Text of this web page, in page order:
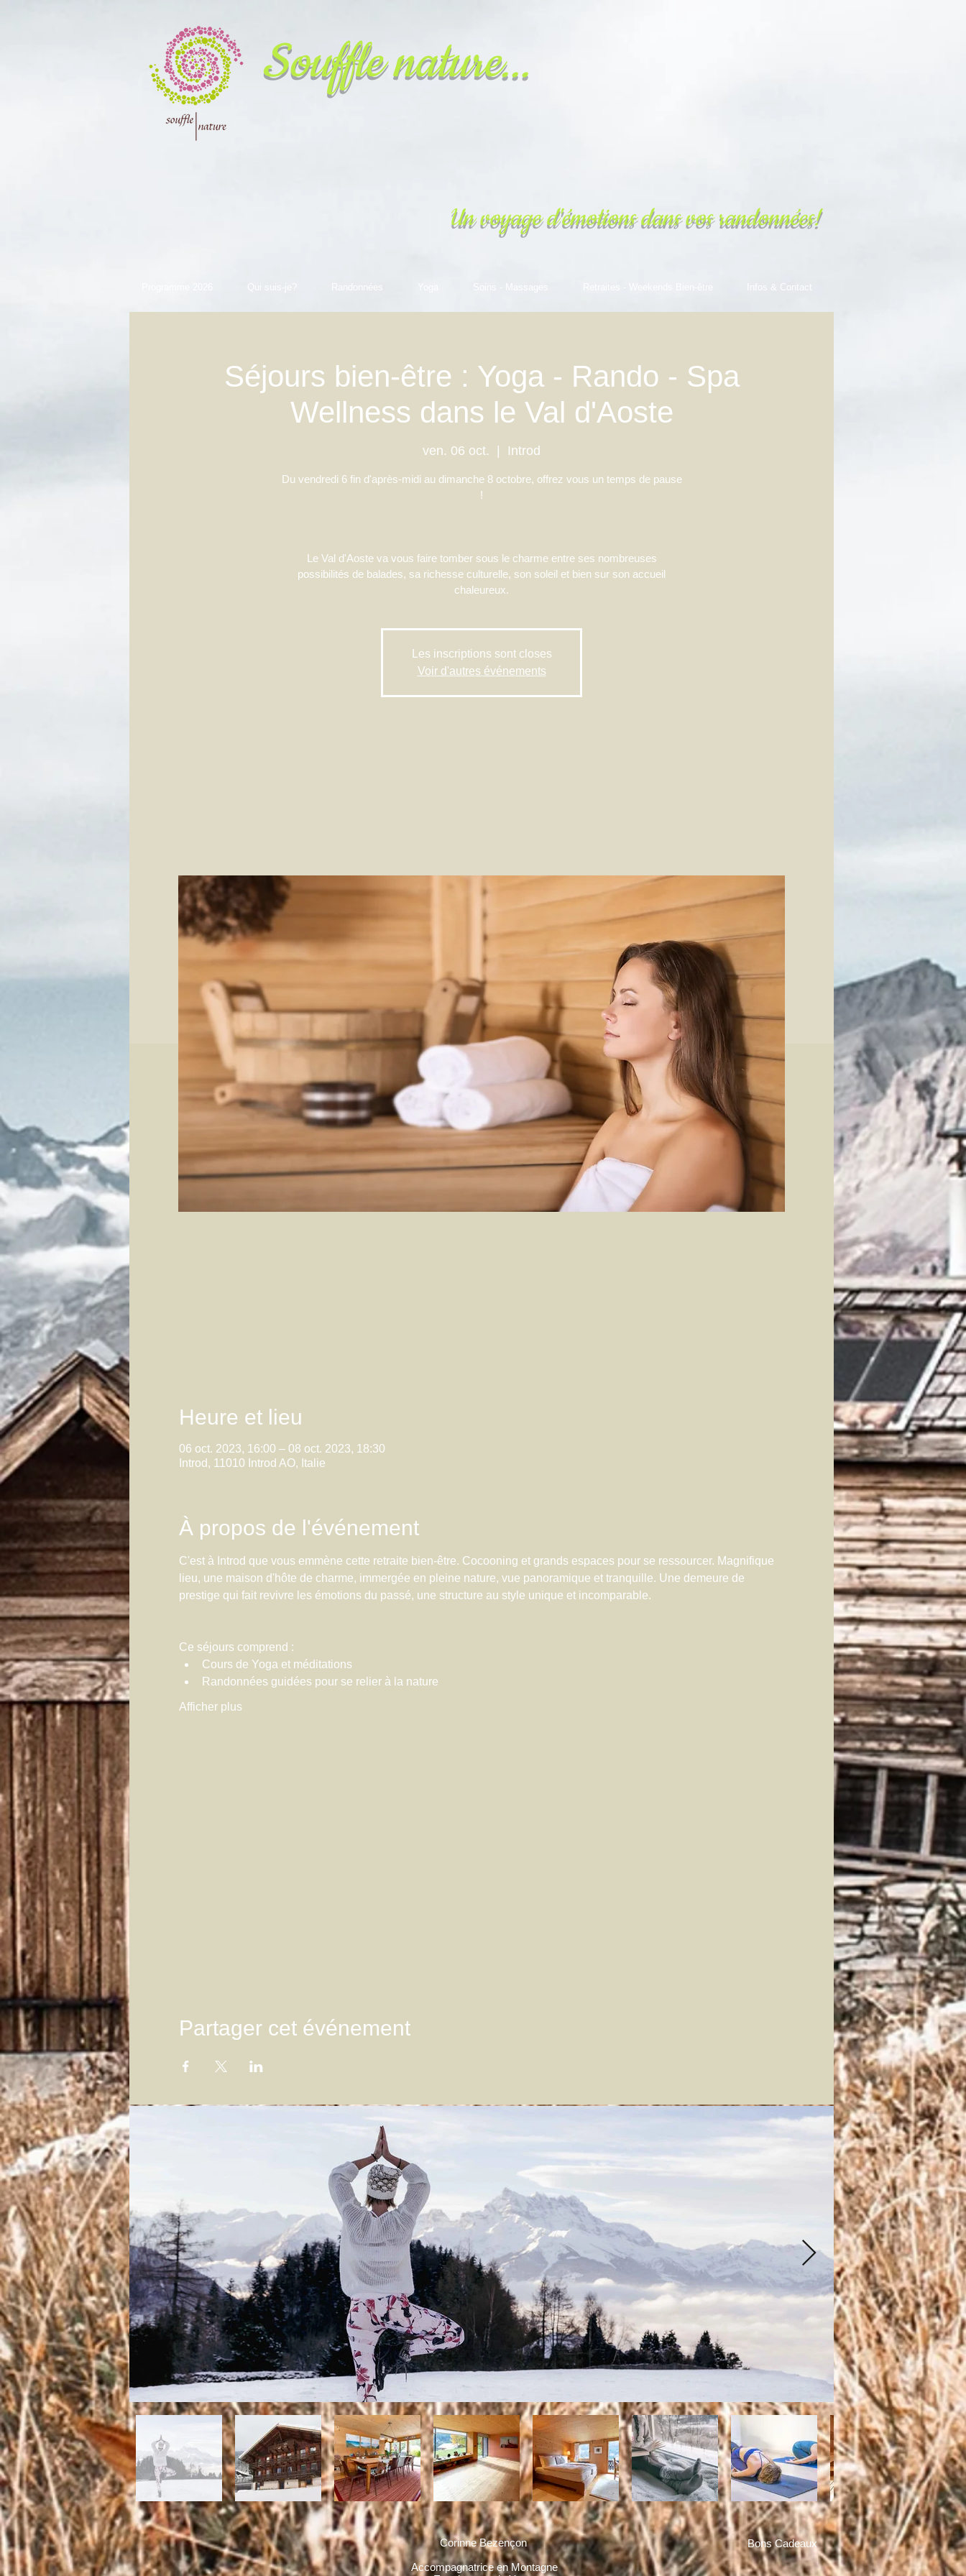
Souffle nature...
Un voyage d'émotions dans vos randonnées!
Randonnées Infos & Contact
Séjours bien-être : Yoga - Rando - Spa
Wellness dans le Val d'Aoste
ven. 06 oct.
  |
Introd
Du vendredi 6 fin d'après-midi au dimanche 8 octobre, offrez vous un temps de pause
!
Le Val d'Aoste va vous faire tomber sous le charme entre ses nombreuses
possibilités de balades, sa richesse culturelle, son soleil et bien sur son accueil
chaleureux.
Les inscriptions sont closes
Voir d'autres événements
Heure et lieu
06 oct. 2023, 16:00 – 08 oct. 2023, 18:30
Introd, 11010 Introd AO, Italie
À propos de l'événement
C'est à Introd que vous emmène cette retraite bien-être. Cocooning et grands espaces pour se ressourcer. Magnifique
lieu, une maison d'hôte de charme, immergée en pleine nature, vue panoramique et tranquille. Une demeure de
prestige qui fait revivre les émotions du passé, une structure au style unique et incomparable.
Ce séjours comprend :
Cours de Yoga et méditations
Randonnées guidées pour se relier à la nature
Afficher plus
Partager cet événement
Corinne Bezençon
Accompagnatrice en Montagne
Bons Cadeaux